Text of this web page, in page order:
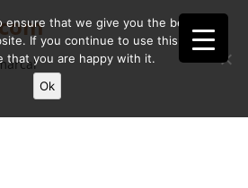
ensure that we give you the best
If you continue to use this site we
that you are happy with it.
Ok